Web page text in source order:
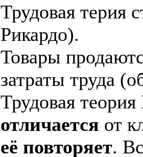
Трудовая терия
Рикардо).
Товары
затраты труда
Трудовая
отличается от
её повторяет.